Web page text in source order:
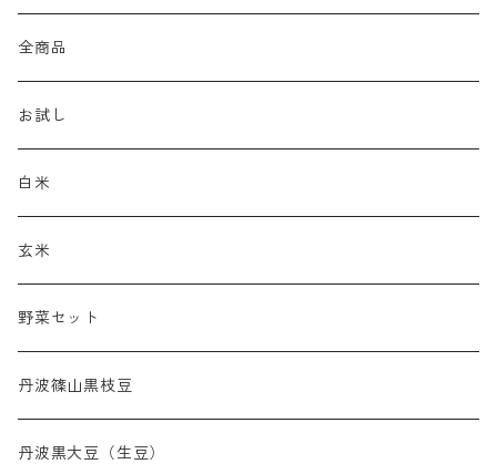
全商品
お試し
白米
玄米
野菜セット
丹波篠山黒枝豆
丹波黒大豆（生豆）